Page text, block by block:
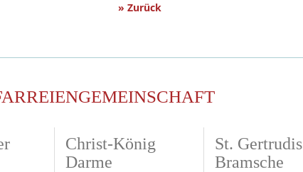
» Zurück
Christ-König
Darme
St. Gertrudis
Bramsche